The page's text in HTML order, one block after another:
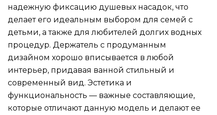
надежную фиксацию душевых насадок, что
делает его идеальным выбором для семей с
детьми, а также для любителей долгих водных
процедур. Держатель с продуманным
дизайном хорошо вписывается в любой
интерьер, придавая ванной стильный и
современный вид. Эстетика и
функциональность — важные составляющие,
которые отличают данную модель и делают ее